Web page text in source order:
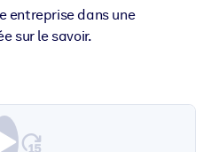
des connaissances fiables et
résultats.
entreprise dans une
sur le savoir.